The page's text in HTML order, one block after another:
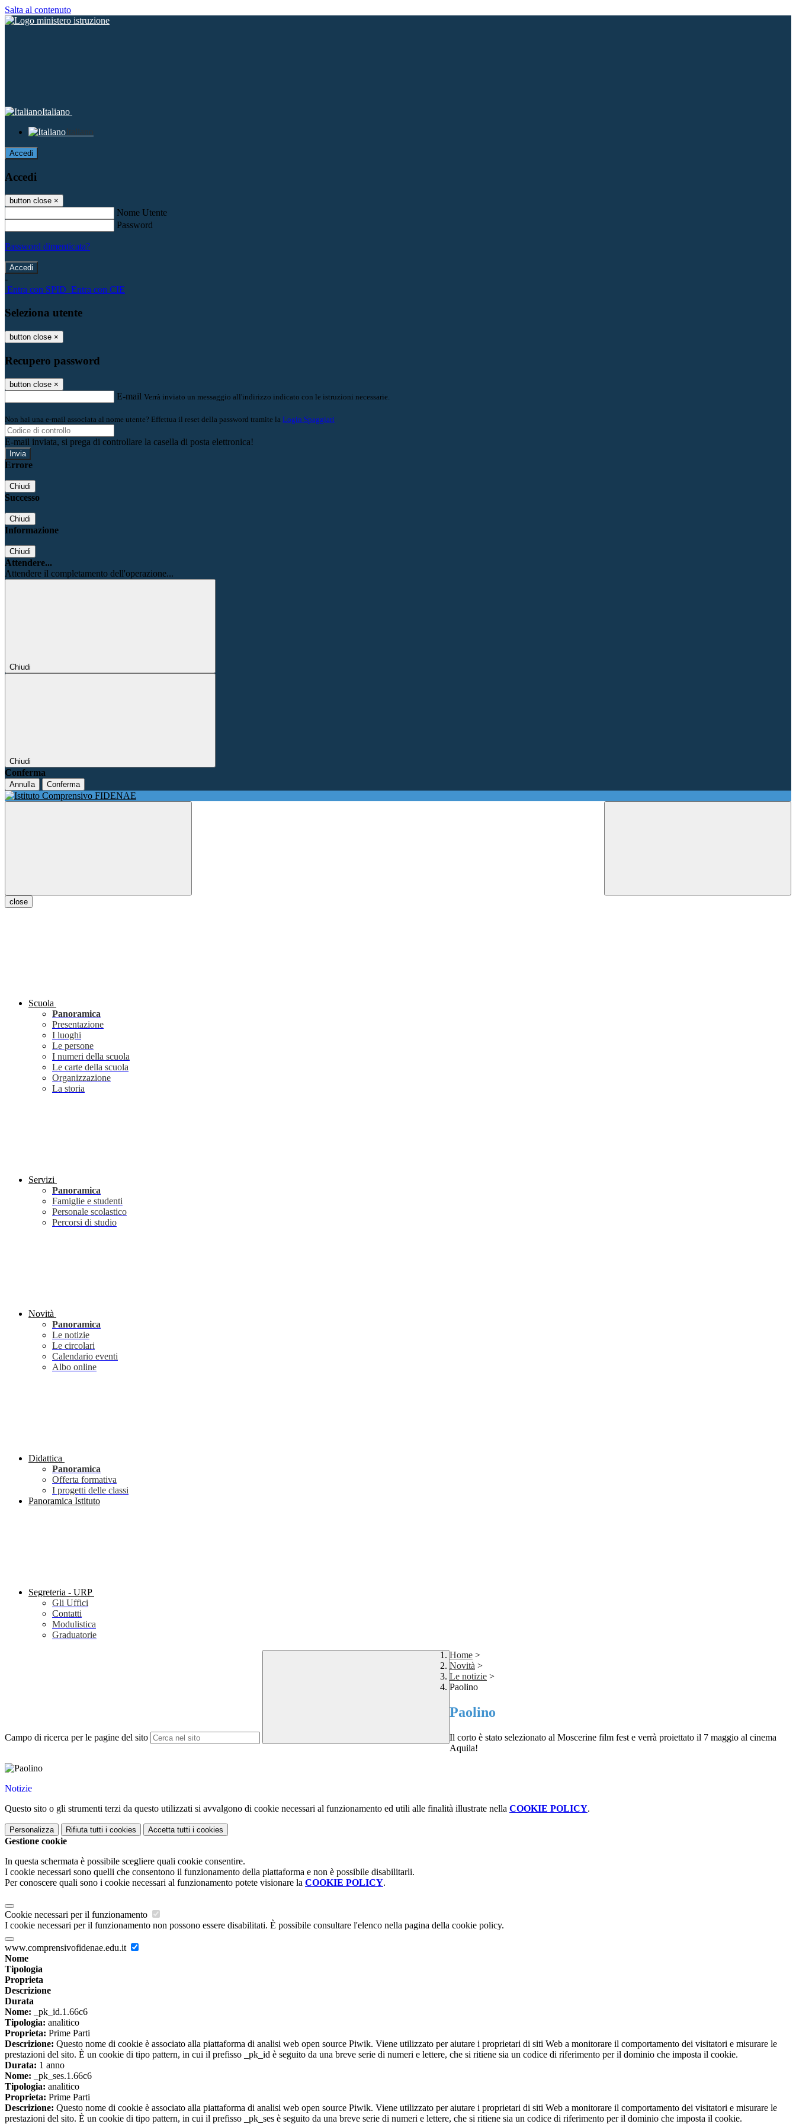
Salta al contenuto
Italiano
Italiano
Accedi
Accedi
button close ×
Nome Utente
Password
Password dimenticata?
-
Entra con SPID Entra con CIE
Seleziona utente
button close ×
Recupero password
button close ×
E-mail Verrà inviato un messaggio all'indirizzo indicato con le istruzioni necessarie.
Non hai una e-mail associata al nome utente? Effettua il reset della password tramite la Login Spaggiari
E-mail inviata, si prega di controllare la casella di posta elettronica!
Errore
Chiudi
Successo
Chiudi
Informazione
Chiudi
Attendere...
Attendere il completamento dell'operazione...
Chiudi
Chiudi
Conferma
Annulla Conferma
close
Scuola
Panoramica
Presentazione
I luoghi
Le persone
I numeri della scuola
Le carte della scuola
Organizzazione
La storia
Servizi
Panoramica
Famiglie e studenti
Personale scolastico
Percorsi di studio
Novità
Panoramica
Le notizie
Le circolari
Calendario eventi
Albo online
Didattica
Panoramica
Offerta formativa
I progetti delle classi
Panoramica Istituto
Segreteria - URP
Gli Uffici
Contatti
Modulistica
Graduatorie
Campo di ricerca per le pagine del sito
Home >
Novità >
Le notizie >
Paolino
Paolino
Il corto è stato selezionato al Moscerine film fest e verrà proiettato il 7 maggio al cinema
Aquila!
Notizie
Questo sito o gli strumenti terzi da questo utilizzati si avvalgono di cookie necessari al funzionamento ed utili alle finalità illustrate nella COOKIE POLICY.
Personalizza Rifiuta tutti i cookies Accetta tutti i cookies
Gestione cookie
In questa schermata è possibile scegliere quali cookie consentire.
I cookie necessari sono quelli che consentono il funzionamento della piattaforma e non è possibile disabilitarli.
Per conoscere quali sono i cookie necessari al funzionamento potete visionare la COOKIE POLICY.
Cookie necessari per il funzionamento
I cookie necessari per il funzionamento non possono essere disabilitati. È possibile consultare l'elenco nella pagina della cookie policy.
www.comprensivofidenae.edu.it
Nome
Tipologia
Proprieta
Descrizione
Durata
Nome: _pk_id.1.66c6
Tipologia: analitico
Proprieta: Prime Parti
Descrizione: Questo nome di cookie è associato alla piattaforma di analisi web open source Piwik. Viene utilizzato per aiutare i proprietari di siti Web a monitorare il comportamento dei visitatori e misurare le
prestazioni del sito. È un cookie di tipo pattern, in cui il prefisso _pk_id è seguito da una breve serie di numeri e lettere, che si ritiene sia un codice di riferimento per il dominio che imposta il cookie.
Durata: 1 anno
Nome: _pk_ses.1.66c6
Tipologia: analitico
Proprieta: Prime Parti
Descrizione: Questo nome di cookie è associato alla piattaforma di analisi web open source Piwik. Viene utilizzato per aiutare i proprietari di siti Web a monitorare il comportamento dei visitatori e misurare le
prestazioni del sito. È un cookie di tipo pattern, in cui il prefisso _pk_ses è seguito da una breve serie di numeri e lettere, che si ritiene sia un codice di riferimento per il dominio che imposta il cookie.